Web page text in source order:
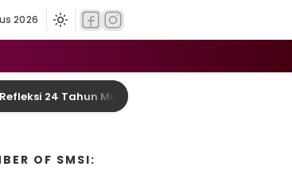
2026
Refleksi 24 Tahun Murung Raya: DPRD Desak
OF SMSI: